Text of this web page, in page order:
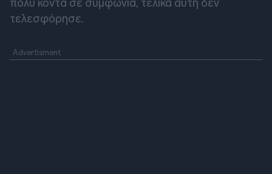
πολύ κοντά σε συμφωνία, τελικά αυτή δεν
τελεσφόρησε.